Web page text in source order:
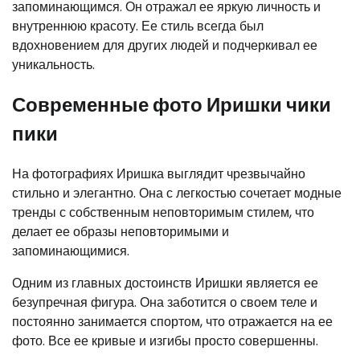
запоминающимся. Он отражал ее яркую личность и
внутреннюю красоту. Ее стиль всегда был
вдохновением для других людей и подчеркивал ее
уникальность.
Современные фото Иришки чики
пики
На фотографиях Иришка выглядит чрезвычайно
стильно и элегантно. Она с легкостью сочетает модные
тренды с собственным неповторимым стилем, что
делает ее образы неповторимыми и
запоминающимися.
Одним из главных достоинств Иришки является ее
безупречная фигура. Она заботится о своем теле и
постоянно занимается спортом, что отражается на ее
фото. Все ее кривые и изгибы просто совершенны.